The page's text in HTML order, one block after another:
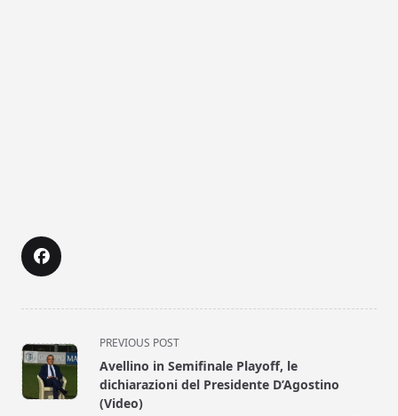
<span
class="nav-
subtitle
screen-
PREVIOUS POST
Avellino in Semifinale Playoff, le
dichiarazioni del Presidente D’Agostino
(Video)